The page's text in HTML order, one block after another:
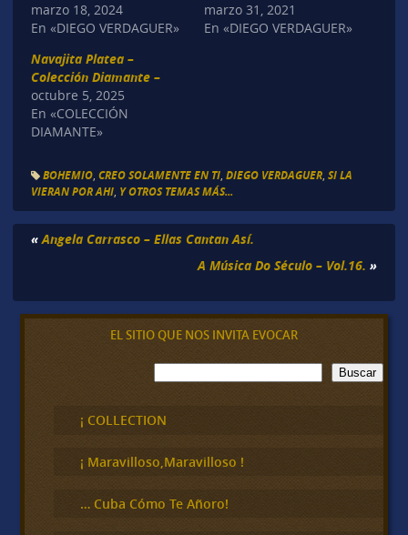
marzo 18, 2024
En «DIEGO VERDAGUER»
marzo 31, 2021
En «DIEGO VERDAGUER»
Navajita Platea –
Colección Diamante –
octubre 5, 2025
En «COLECCIÓN
DIAMANTE»
BOHEMIO, CREO SOLAMENTE EN TI, DIEGO VERDAGUER, SI LA
VIERAN POR AHI, Y OTROS TEMAS MÁS...
« Angela Carrasco – Ellas Cantan Así.
A Música Do Século – Vol.16. »
EL SITIO QUE NOS INVITA EVOCAR
B
u
c
a
Buscar
¡ COLLECTION
¡ Maravilloso,Maravilloso !
… Cuba Cómo Te Añoro!